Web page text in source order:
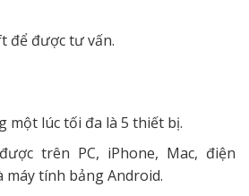
để được tư vấn.
một lúc tối đa là 5 thiết bị.
trên PC, iPhone, Mac, điện
máy tính bảng Android.